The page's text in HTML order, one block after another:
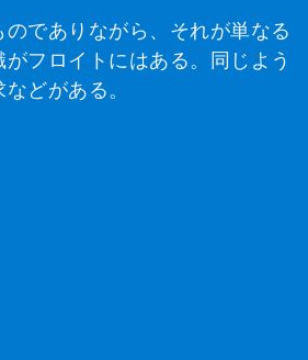
でありながら、それが単なる
フロイトにはある。同じよう
どがある。